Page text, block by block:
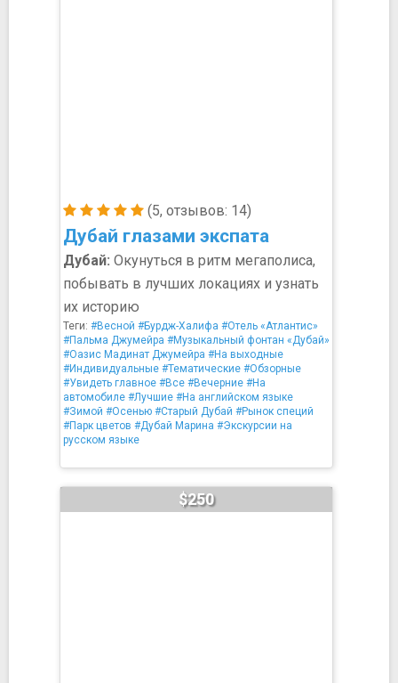
(5, отзывов: 14)
Дубай глазами экспата
Дубай: Окунуться в ритм мегаполиса,
побывать в лучших локациях и узнать
их историю
Теги: #Весной #Бурдж-Халифа #Отель «Атлантис»
#Пальма Джумейра #Музыкальный фонтан «Дубай»
#Оазис Мадинат Джумейра #На выходные
#Индивидуальные #Тематические #Обзорные
#Увидеть главное #Все #Вечерние #На
автомобиле #Лучшие #На английском языке
#Зимой #Осенью #Старый Дубай #Рынок специй
#Парк цветов #Дубай Марина #Экскурсии на
русском языке
$250